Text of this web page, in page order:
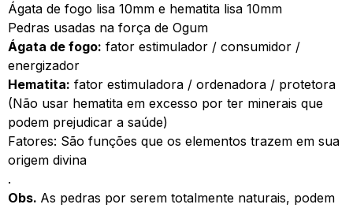
Ágata de fogo lisa 10mm e hematita lisa 10mm
Pedras usadas na força de Ogum
Ágata de fogo: fator estimulador / consumidor /
energizador
Hematita: fator estimuladora / ordenadora / protetora
(Não usar hematita em excesso por ter minerais que
podem prejudicar a saúde)
Fatores: São funções que os elementos trazem em sua
origem divina
.
Obs. As pedras por serem totalmente naturais, podem